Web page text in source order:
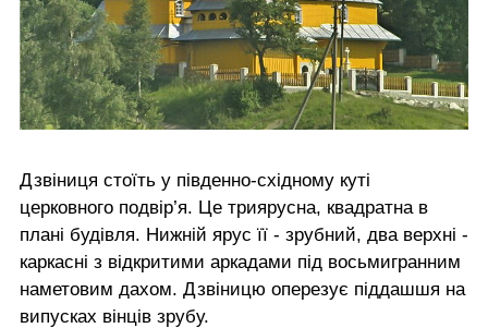
Дзвіниця стоїть у південно-східному куті
церковного подвір’я. Це триярусна, квадратна в
плані будівля. Нижній ярус її - зрубний, два верхні -
каркасні з відкритими аркадами під восьмигранним
наметовим дахом. Дзвіницю оперезує піддашшя на
випусках вінців зрубу.